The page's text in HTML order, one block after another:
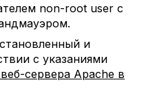
non-root user с
и
с указаниями
сервера Apache в